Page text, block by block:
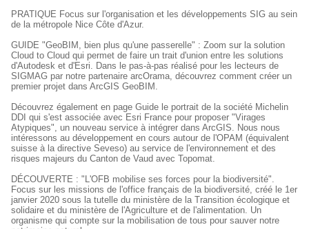
PRATIQUE Focus sur l'organisation et les développements SIG au sein
de la métropole Nice Côte d'Azur.
GUIDE "GeoBIM, bien plus qu'une passerelle" : Zoom sur la solution
Cloud to Cloud qui permet de faire un trait d'union entre les solutions
d'Autodesk et d'Esri. Dans le pas-à-pas réalisé pour les lecteurs de
SIGMAG par notre partenaire arcOrama, découvrez comment créer un
premier projet dans ArcGIS GeoBIM.
Découvrez également en page Guide le portrait de la société Michelin
DDI qui s'est associée avec Esri France pour proposer "Virages
Atypiques", un nouveau service à intégrer dans ArcGIS. Nous nous
intéressons au développement en cours autour de l'OPAM (équivalent
suisse à la directive Seveso) au service de l'environnement et des
risques majeurs du Canton de Vaud avec Topomat.
DÉCOUVERTE : "L'OFB mobilise ses forces pour la biodiversité".
Focus sur les missions de l'office français de la biodiversité, créé le 1er
janvier 2020 sous la tutelle du ministère de la Transition écologique et
solidaire et du ministère de l'Agriculture et de l'alimentation. Un
organisme qui compte sur la mobilisation de tous pour sauver notre